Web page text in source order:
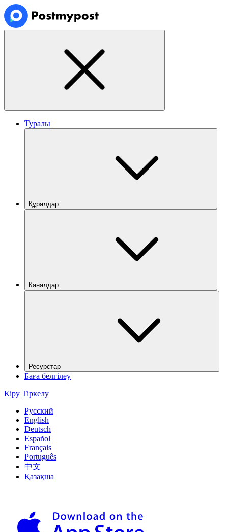
Туралы
Құралдар
Каналдар
Ресурстар
Баға белгілеу
Кіру Тіркелу
Русский
English
Deutsch
Español
Français
Português
中文
Қазақша